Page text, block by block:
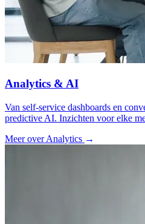
Analytics & AI
Van self-service dashboards en
predictive AI. Inzichten voor elke
Meer over Analytics →